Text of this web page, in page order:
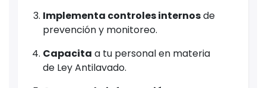
Implementa controles internosde
prevención y monitoreo.
Capacita a tu personal en materia
de Ley Antilavado.